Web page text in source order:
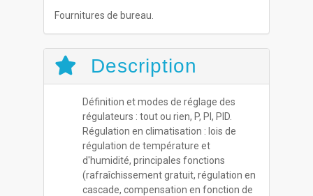
Fournitures de bureau.
Description
Définition et modes de réglage des
régulateurs : tout ou rien, P, PI, PID.
Régulation en climatisation : lois de
régulation de température et
d'humidité, principales fonctions
(rafraîchissement gratuit, régulation en
cascade, compensation en fonction de